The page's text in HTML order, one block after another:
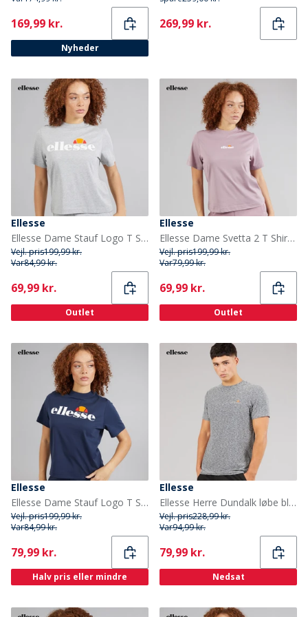
Current
169,99 kr.
Nyheder
Current
269,99 kr.
Ellesse
Ellesse Dame Stauf Logo T Shirt Light Grey Marl
Vejl. pris199,99 kr.
Var84,99 kr.
Current
69,99 kr.
Outlet
Ellesse
Ellesse Dame Svetta 2 T Shirt Light Purple
Vejl. pris199,99 kr.
Var79,99 kr.
Current
69,99 kr.
Outlet
Ellesse
Ellesse Dame Stauf Logo T Shirt Navy
Vejl. pris199,99 kr.
Var84,99 kr.
Current
79,99 kr.
Halv pris eller mindre
Ellesse
Ellesse Herre Dundalk løbe bluse Light Grey Marl
Vejl. pris228,99 kr.
Var94,99 kr.
Current
79,99 kr.
Nedsat